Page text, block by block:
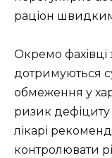
раціон
Окремо фахівці
дотримуються
обмеження у
ризик дефіциту
лікарі
контролювати